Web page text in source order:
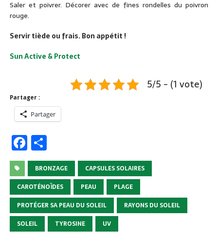
Saler et poivrer. Décorer avec de fines rondelles du poivron
rouge.
Servir tiède ou frais. Bon appétit !
Sun Active & Protect
5/5 - (1 vote)
Partager :
Partager
F
a
c
e
b
o
ar
ta
g
er
BRONZAGE
CAPSULES SOLAIRES
CAROTÉNOÏDES
PEAU
PLAGE
PROTÉGER SA PEAU DU SOLEIL
RAYONS DU SOLEIL
SOLEIL
TYROSINE UV